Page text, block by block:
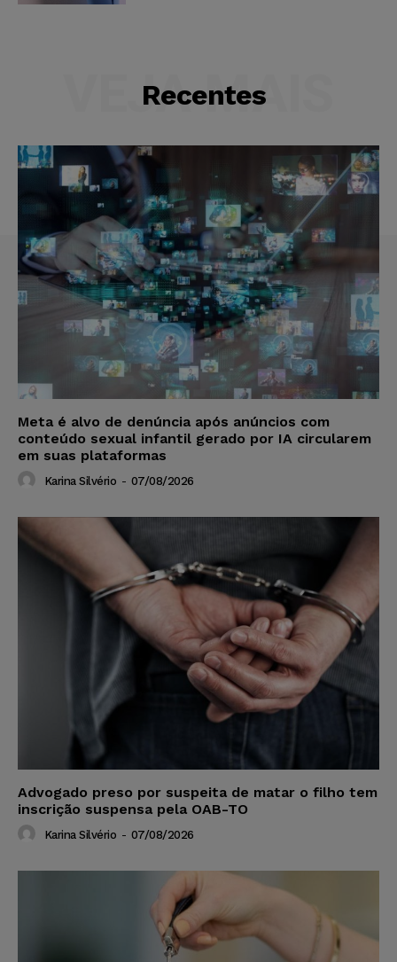
Recentes
VEJA MAIS
Meta é alvo de denúncia após anúncios com
conteúdo sexual infantil gerado por IA circularem
em suas plataformas
Karina Silvério - 07/08/2026
Advogado preso por suspeita de matar o filho tem
inscrição suspensa pela OAB-TO
Karina Silvério - 07/08/2026